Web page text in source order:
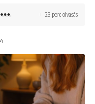
23 perc olvasás